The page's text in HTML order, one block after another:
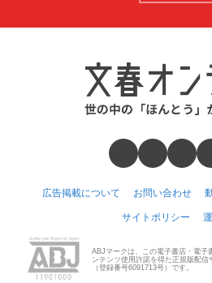
広告掲載について お問い合わせ
サイトポリシー
ABJマークは、この電子書店・電子
ンテンツ使用許諾を得た正規版配
（登録番号6091713号）です。